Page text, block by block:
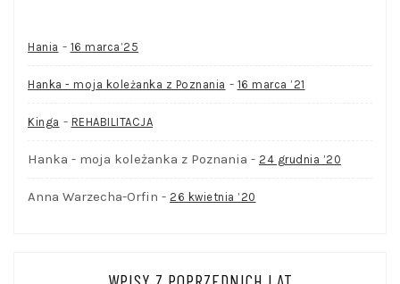
Hania - 16 marca’25
Hanka - moja koleżanka z Poznania - 16 marca ’21
Kinga - REHABILITACJA
Hanka - moja koleżanka z Poznania - 24 grudnia ’20
Anna Warzecha-Orfin - 26 kwietnia ’20